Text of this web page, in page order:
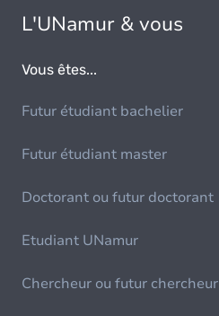
L'UNamur & vous
Vous êtes...
Futur étudiant bachelier
Futur étudiant master
Doctorant ou futur doctorant
Etudiant UNamur
Chercheur ou futur chercheur